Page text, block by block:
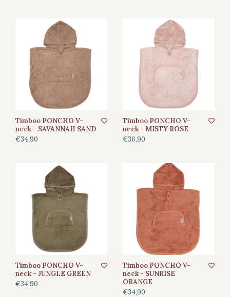
Timboo PONCHO V-
neck - SAVANNAH SAND
€34,90
Timboo PONCHO V-
neck - MISTY ROSE
€36,90
Timboo PONCHO V-
neck - JUNGLE GREEN
€34,90
Timboo PONCHO V-
neck - SUNRISE
ORANGE
€34,90